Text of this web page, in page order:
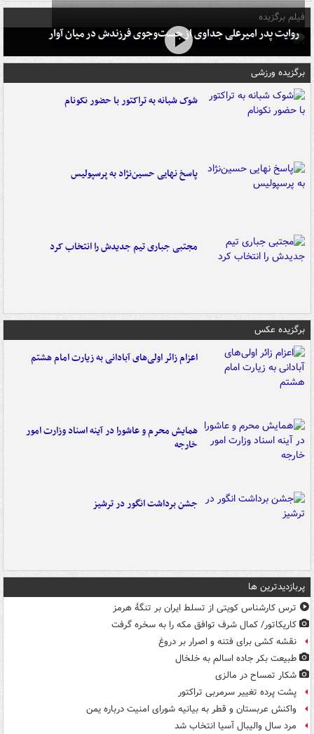
فیلم برگزیده
روایت پدر امیرعلی جداوی از جست‌وجوی فرزندش در میان آوار
برگزیده ورزشی
شوک شبانه به تراکتور با حضور نکونام
پاسخ نهایی حسین‌نژاد به پرسپولیس
مجتبی جباری تیم جدیدش را انتخاب کرد
برگزیده عکس
اعزام زائر اولی‌های آبادانی به زیارت امام هشتم
همایش محرم و عاشورا در آینه اسناد وزارت امور
خارجه
جشن برداشت انگور در ترشیز
پربازدیدترین ها
ترس کارشناس کویتی از تسلط ایران بر تنگۀ هرمز
کاریکاتور/ کمال شرف توافق مکه را به سخره گرفت
نقشه کشی برای فتنه و اصرار بر دروغ
طبیعت بکر جاده اسالم به خلخال
شکار تمساح در مالزی
پشت پرده تغییر سرمربی تراکتور
واکنش عربستان و قطر به بیانیه شورای امنیت درباره یمن
مرد سال والیبال آسیا انتخاب شد